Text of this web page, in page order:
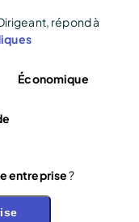
répond à
Économique
entreprise?